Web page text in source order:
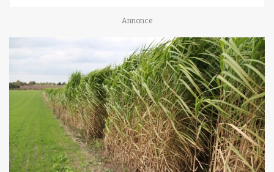
Annonce